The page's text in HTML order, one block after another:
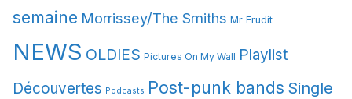
semaine Morrissey/The Smiths Mr Erudit
NEWS OLDIES Pictures On My Wall Playlist
Découvertes Podcasts Post-punk bands Single